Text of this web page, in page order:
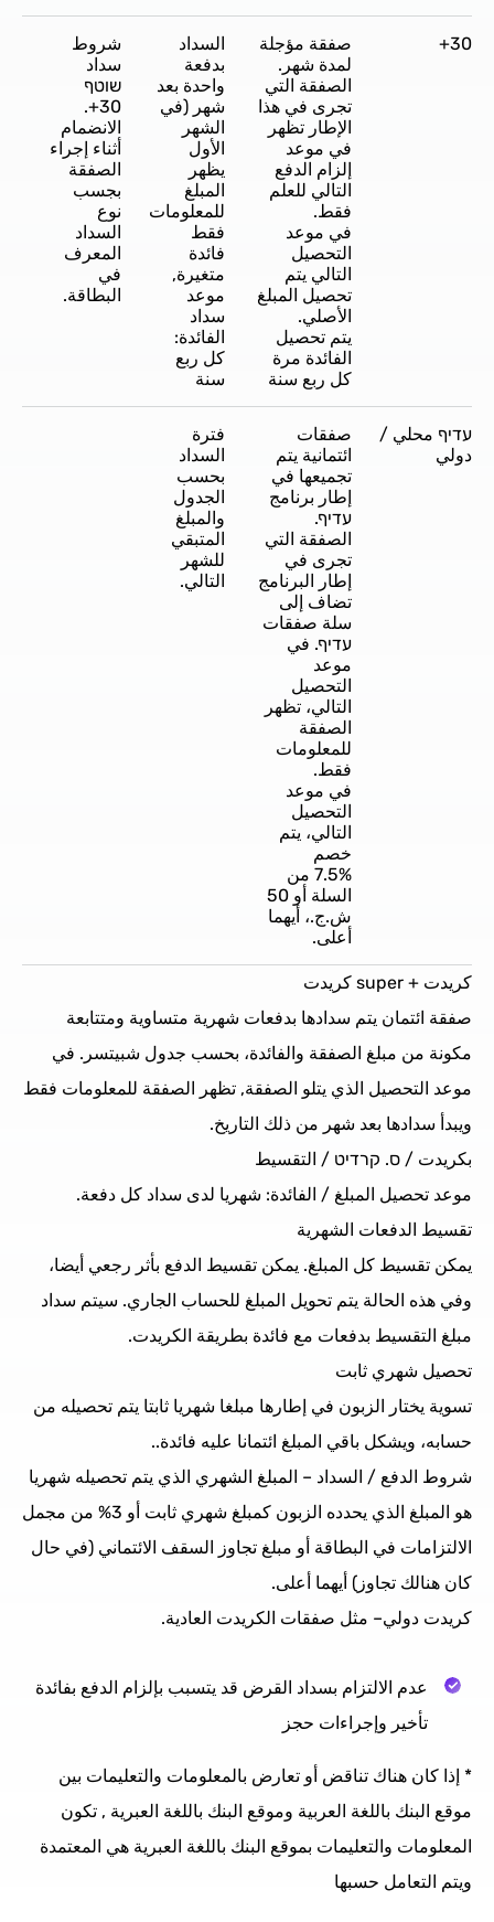
30+
صفقة مؤجلة
لمدة شهر.
الصفقة التي
تجرى في هذا
الإطار تظهر
في موعد
إلزام الدفع
التالي للعلم
فقط.
في موعد
التحصيل
التالي يتم
تحصيل المبلغ
الأصلي.
يتم تحصيل
الفائدة مرة
كل ربع سنة
السداد
بدفعة
واحدة بعد
شهر (في
الشهر
الأول
يظهر
المبلغ
للمعلومات
فقط
فائدة
متغيرة,
موعد
سداد
الفائدة:
كل ربع
سنة
شروط
سداد
שוטף
30+.
الانضمام
أثناء إجراء
الصفقة
بجسب
نوع
السداد
المعرف
في
البطاقة.
עדיף محلي /
دولي
صفقات
ائتمانية يتم
تجميعها في
إطار برنامج
עדיף.
الصفقة التي
تجرى في
إطار البرنامج
تضاف إلى
سلة صفقات
עדיף. في
موعد
التحصيل
التالي، تظهر
الصفقة
للمعلومات
فقط.
في موعد
التحصيل
التالي، يتم
خصم
7.5% من
السلة أو 50
ش.ج.، أيهما
أعلى.
فترة
السداد
بحسب
الجدول
والمبلغ
المتبقي
للشهر
التالي.
كريدت + super كريدت
صفقة ائتمان يتم سدادها بدفعات شهرية متساوية ومتتابعة
مكونة من مبلغ الصفقة والفائدة، بحسب جدول شبيتسر. في
موعد التحصيل الذي يتلو الصفقة, تظهر الصفقة للمعلومات فقط
ويبدأ سدادها بعد شهر من ذلك التاريخ.
بكريدت / ס. קרדיט / التقسيط
موعد تحصيل المبلغ / الفائدة: شهريا لدى سداد كل دفعة.
تقسيط الدفعات الشهرية
يمكن تقسيط كل المبلغ. يمكن تقسيط الدفع بأثر رجعي أيضا،
وفي هذه الحالة يتم تحويل المبلغ للحساب الجاري. سيتم سداد
مبلغ التقسيط بدفعات مع فائدة بطريقة الكريدت.
تحصيل شهري ثابت
تسوية يختار الزبون في إطارها مبلغا شهريا ثابتا يتم تحصيله من
حسابه، ويشكل باقي المبلغ ائتمانا عليه فائدة..
شروط الدفع / السداد – المبلغ الشهري الذي يتم تحصيله شهريا
هو المبلغ الذي يحدده الزبون كمبلغ شهري ثابت أو 3% من مجمل
الالتزامات في البطاقة أو مبلغ تجاوز السقف الائتماني (في حال
كان هنالك تجاوز) أيهما أعلى.
كريدت دولي– مثل صفقات الكريدت العادية.
عدم الالتزام بسداد القرض قد يتسبب بإلزام الدفع بفائدة
تأخير وإجراءات حجز
* إذا كان هناك تناقض أو تعارض بالمعلومات والتعليمات بين
موقع البنك باللغة العربية وموقع البنك باللغة العبرية , تكون
المعلومات والتعليمات بموقع البنك باللغة العبرية هي المعتمدة
ويتم التعامل حسبها